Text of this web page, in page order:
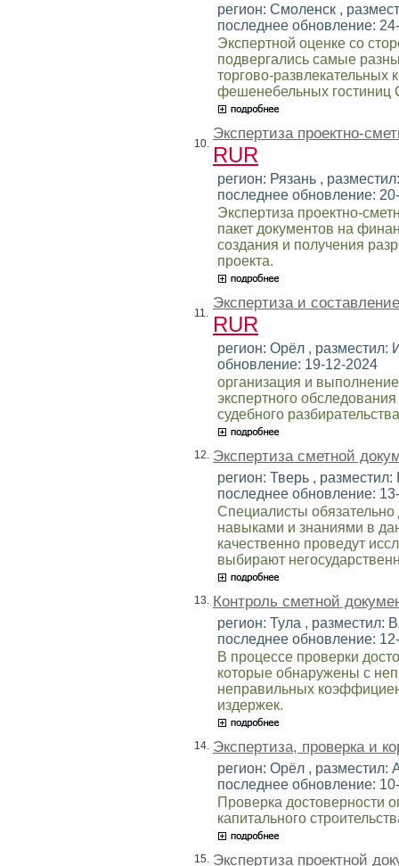
регион: Смоленск ,
последнее обновление:
Экспертной оценке со
подвергались самые
торгово-развлекательных
фешенебельных гостиниц
10.
Экспертиза проектно-
RUR
регион: Рязань ,
последнее обновление:
Экспертиза проектно-
пакет документов на
создания и получения
проекта.
11.
Экспертиза и
RUR
регион: Орёл , разместил:
обновление: 19-12-2024
организация и выполнение
экспертного
судебного
12. Экспертиза сметной
регион: Тверь ,
последнее обновление:
Специалисты
навыками и знаниями в
качественно проведут
выбирают
13. Контроль сметной
регион: Тула , разместил:
последнее обновление:
В процессе проверки
которые обнаружены с
неправильных
издержек.
14. Экспертиза, проверка и
регион: Орёл , разместил:
последнее обновление:
Проверка достоверности
капитального
15. Экспертиза проектной